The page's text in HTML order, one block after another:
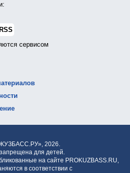
RSS
сервисом
2026.
для детей.
на сайте PROKUZBASS.RU,
в соответствии с